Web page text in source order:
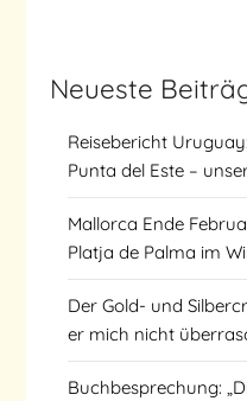
Neueste
Reisebericht
Punta del Este –
Mallorca Ende
Platja de Palma im
Der Gold- und
er mich nicht
Buchbesprechung: